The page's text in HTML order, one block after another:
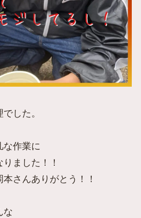
した。
な作業に
ました！！
さんありがとう！！
な